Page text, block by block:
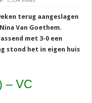
terug aangeslagen
Van Goethem.
met 3-0 een
stond het in eigen huis
– VC